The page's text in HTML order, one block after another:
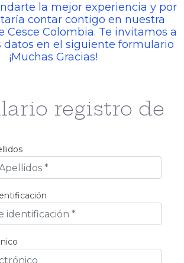
la mejor experiencia y por
contar contigo en nuestra
Cesce Colombia. Te invitamos a
datos en el siguiente formulario
¡Muchas Gracias!
registro de